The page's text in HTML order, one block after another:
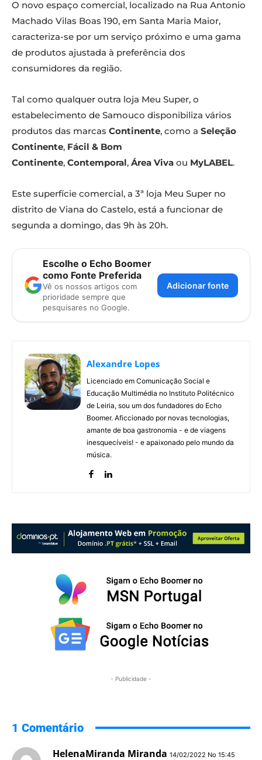
O novo espaço comercial, localizado na Rua Antonio
Machado Vilas Boas 190, em Santa Maria Maior,
caracteriza-se por um serviço próximo e uma gama
de produtos ajustada à preferência dos
consumidores da região.
Tal como qualquer outra loja Meu Super, o
estabelecimento de Samouco disponibiliza vários
produtos das marcas Continente, como a Seleção
Continente, Fácil & Bom
Continente, Contemporal, Área Viva ou MyLABEL.
Este superfície comercial, a 3ª loja Meu Super no
distrito de Viana do Castelo, está a funcionar de
segunda a domingo, das 9h às 20h.
Escolhe o Echo Boomer
como Fonte Preferida
Vê os nossos artigos com
prioridade sempre que
pesquisares no Google.
Adicionar fonte
Alexandre Lopes
Licenciado em Comunicação Social e
Educação Multimédia no Instituto Politécnico
de Leiria, sou um dos fundadores do Echo
Boomer. Aficcionado por novas tecnologias,
amante de boa gastronomia - e de viagens
inesquecíveis! - e apaixonado pelo mundo da
música.
- Publicidade -
1 Comentário
HelenaMiranda Miranda 14/02/2022 No 15:45